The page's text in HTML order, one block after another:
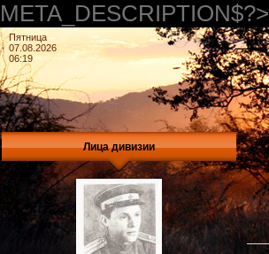
META_DESCRIPTION$?>
Пятница
07.08.2026
06:19
Лица дивизии